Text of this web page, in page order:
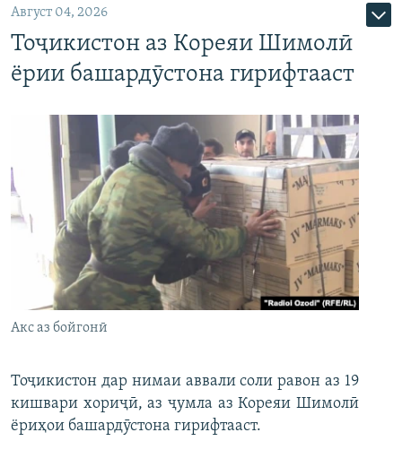
Август 04, 2026
Тоҷикистон аз Кореяи Шимолӣ
ёрии башардӯстона гирифтааст
Акс аз бойгонӣ
Тоҷикистон дар нимаи аввали соли равон аз 19
кишвари хориҷӣ, аз ҷумла аз Кореяи Шимолӣ
ёриҳои башардӯстона гирифтааст.